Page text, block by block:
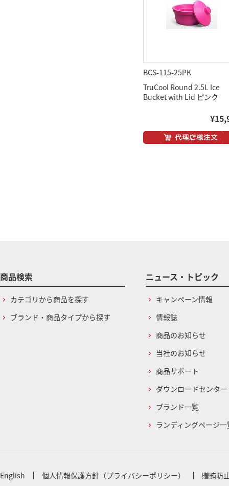
BCS-115-25PK
TruCool Round 2.5L Ice
Bucket with Lid ピンク
商品検索
カテゴリから商品を探す
ブランド・商品タイプから探す
ニュース・トピック
キャンペーン情報
情報誌
商品のお知らせ
当社のお知らせ
商品サポート
ダウンロードセンター
ブランド一覧
ランディングページ一
English 個人情報保護方針（プライバシーポリシー） 贈賄防